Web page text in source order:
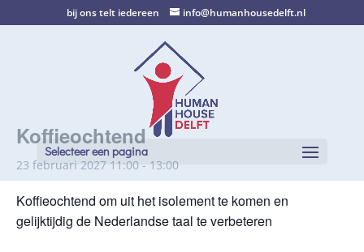
bij ons telt iedereen info@humanhousedelft.nl
Selecteer een pagina
Koffieochtend
23 februari 2027 11:00 - 13:00
Koffieochtend om uit het isolement te komen en
gelijktijdig de Nederlandse taal te verbeteren